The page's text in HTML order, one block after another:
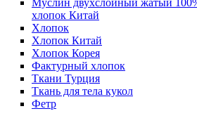
хлопок Китай
Хлопок
Хлопок Китай
Хлопок Корея
Фактурный хлопок
Ткани Турция
Ткань для тела кукол
Фетр